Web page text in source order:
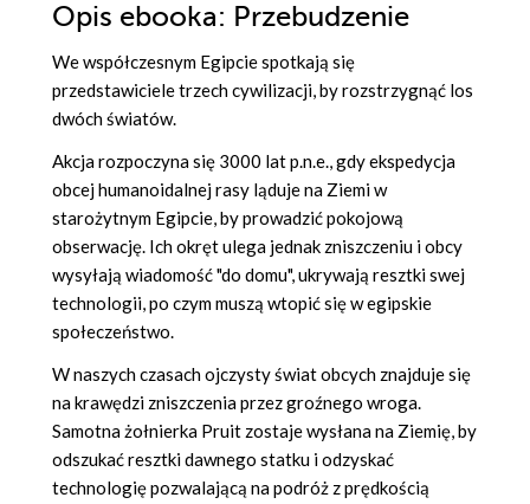
Opis ebooka: Przebudzenie
We współczesnym Egipcie spotkają się
przedstawiciele trzech cywilizacji, by rozstrzygnąć los
dwóch światów.
Akcja rozpoczyna się 3000 lat p.n.e., gdy ekspedycja
obcej humanoidalnej rasy ląduje na Ziemi w
starożytnym Egipcie, by prowadzić pokojową
obserwację. Ich okręt ulega jednak zniszczeniu i obcy
wysyłają wiadomość "do domu", ukrywają resztki swej
technologii, po czym muszą wtopić się w egipskie
społeczeństwo.
W naszych czasach ojczysty świat obcych znajduje się
na krawędzi zniszczenia przez groźnego wroga.
Samotna żołnierka Pruit zostaje wysłana na Ziemię, by
odszukać resztki dawnego statku i odzyskać
technologię pozwalającą na podróż z prędkością